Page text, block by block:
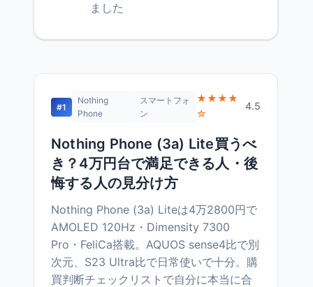
ました
#1
Nothing
Phone
スマートフォ
ン
★★★★
☆
4.5
Nothing Phone (3a) Lite買うべ
き？4万円台で満足できる人・後
悔する人の見分け方
Nothing Phone (3a) Liteは4万2800円で
AMOLED 120Hz・Dimensity 7300
Pro・FeliCa搭載。AQUOS sense4比で別
次元、S23 Ultra比で日常使いで十分。購
買判断チェックリストで自分に本当に合